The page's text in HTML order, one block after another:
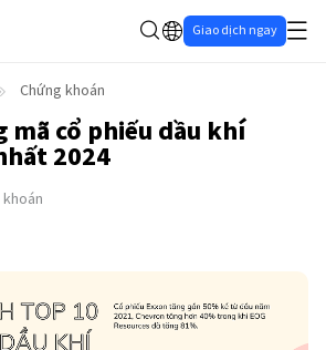
Giao dịch ngay
Chứng khoán
mã cổ phiếu dầu khí
2024